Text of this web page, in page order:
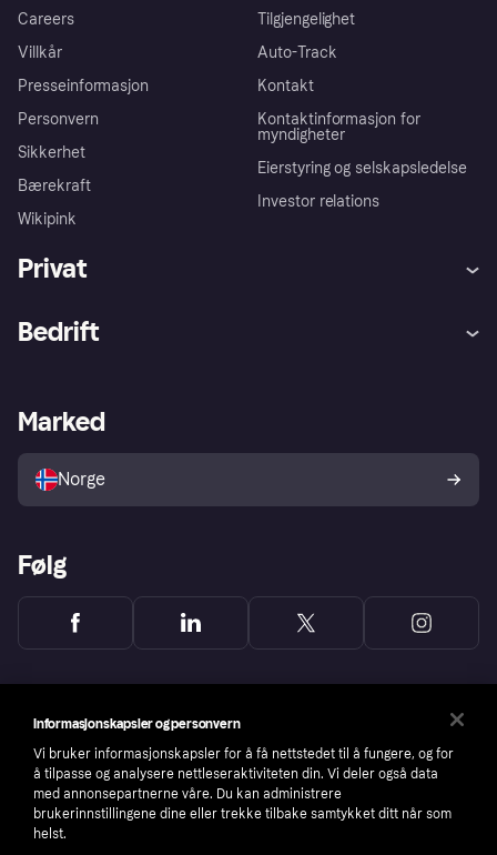
Careers
Villkår
Presseinformasjon
Personvern
Sikkerhet
Bærekraft
Wikipink
Tilgjengelighet
Auto-Track
Kontakt
Kontaktinformasjon for
myndigheter
Eierstyring og selskapsledelse
Investor relations
Privat
Utforsk butikker
Bedrift
Merchant portal
Marked
Norge
Følg
Informasjonskapsler og personvern
Vi bruker informasjonskapsler for å få nettstedet til å fungere, og for
å tilpasse og analysere nettleseraktiviteten din. Vi deler også data
med annonsepartnerne våre. Du kan administrere
brukerinnstillingene dine eller trekke tilbake samtykket ditt når som
helst.